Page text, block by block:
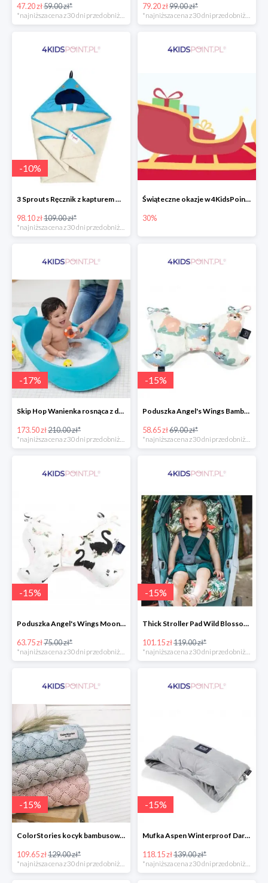
47.20 zł59.00 zł* 79.20 zł99.00 zł*
-10%
3 Sprouts Ręcznik z kapturem Mors -10%
98.10 zł109.00 zł*
Świąteczne okazje w 4KidsPoint do -30%
30%
-17%
Skip Hop Wanienka rosnąca z dzieckiem Wielorybek
173.50 zł210.00 zł*
*najniższa cena z 30 dni przed obniżką
-15%
Poduszka Angel's Wings Bamboo Yoga candy sloths La Millou -15%
58.65 zł69.00 zł*
*najniższa cena z 30 dni przed obniżką
-15%
Poduszka Angel's Wings Moonlight Swan Powder Pink La Millou -15%
63.75 zł75.00 zł*
-15%
Thick Stroller Pad Wild Blossom Powder Pink Velvet Collection La Millou -15%
101.15 zł119.00 zł*
-15%
ColorStories kocyk bambusowy soft bamboo jasny szary -15%
109.65 zł129.00 zł*
*najniższa cena z 30 dni przed obniżką
-15%
Mufka Aspen Winterproof Dark Grey La Millou -15%
118.15 zł139.00 zł*
*najniższa cena z 30 dni przed obniżką